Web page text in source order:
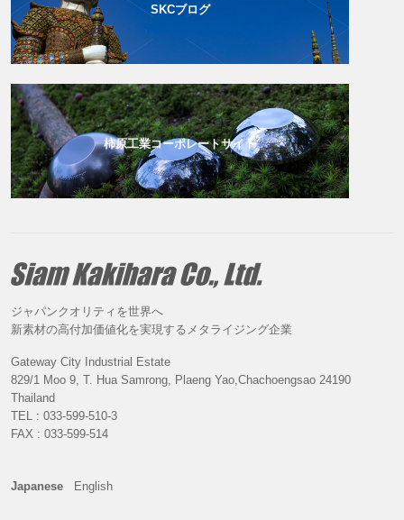
SKCブログ
柿原工業コーポレートサイト
ジャパンクオリティを世界へ
新素材の高付加価値化を実現するメタライジング企業
Gateway City Industrial Estate
829/1 Moo 9, T. Hua Samrong, Plaeng Yao,Chachoengsao 24190
Thailand
TEL : 033-599-510-3
FAX : 033-599-514
Japanese English